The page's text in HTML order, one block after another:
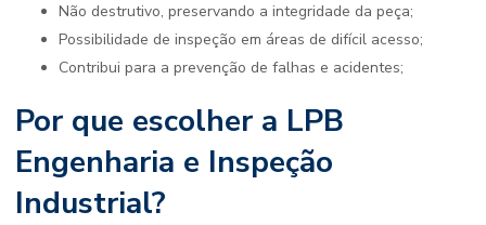
Não destrutivo, preservando a integridade da peça;
Possibilidade de inspeção em áreas de difícil acesso;
Contribui para a prevenção de falhas e acidentes;
Por que escolher a LPB
Engenharia e Inspeção
Industrial?